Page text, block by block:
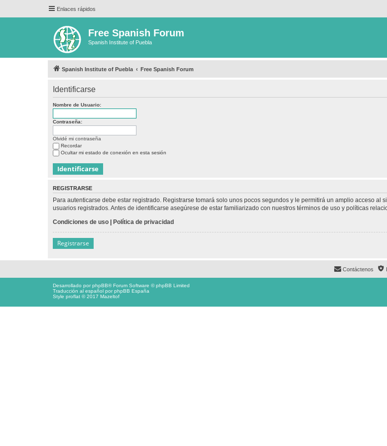
Enlaces rápidos
Free Spanish Forum
Spanish Institute of Puebla
Spanish Institute of Puebla Free Spanish Forum
Identificarse
Nombre de Usuario:
Contraseña:
Olvidé mi contraseña
Recordar
Ocultar mi estado de conexión en esta sesión
REGISTRARSE
Para autenticarse debe estar registrado. Registrarse tomará solo unos pocos segundos y le permitirá un amplio acceso
usuarios registrados. Antes de identificarse asegúrese de estar familiarizado con nuestros términos de uso y políticas
Condiciones de uso | Política de privacidad
Registrarse
Contáctenos
Desarrollado porphpBB® Forum Software © phpBB Limited
Traducción al español porphpBB España
Style proflat © 2017 Mazeltof